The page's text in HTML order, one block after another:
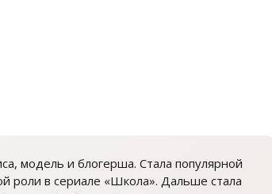
модель и блогерша. Стала популярной
роли в сериале «Школа». Дальше стала